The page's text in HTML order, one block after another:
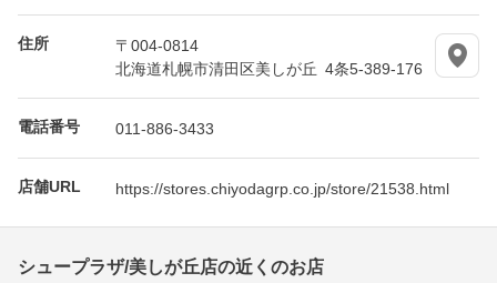
住所
〒004-0814
北海道札幌市清田区美しが丘 4条5-389-176
電話番号 011-886-3433
店舗URL https://stores.chiyodagrp.co.jp/store/21538.html
シュープラザ/美しが丘店の近くのお店